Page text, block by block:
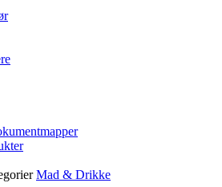
Mad & Drikke